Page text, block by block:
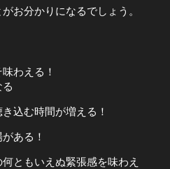
お分かりになるでしょう。
わえる！
込む時間が増える！
ある！
ともいえぬ緊張感を味わえ